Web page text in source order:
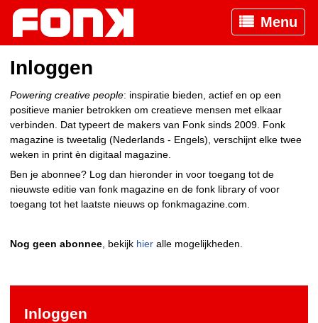
Menu
Inloggen
Powering creative people: inspiratie bieden, actief en op een
positieve manier betrokken om creatieve mensen met elkaar
verbinden. Dat typeert de makers van Fonk sinds 2009. Fonk
magazine is tweetalig (Nederlands - Engels), verschijnt elke twee
weken in print èn digitaal magazine.
Ben je abonnee? Log dan hieronder in voor toegang tot de
nieuwste editie van fonk magazine en de fonk library of voor
toegang tot het laatste nieuws op fonkmagazine.com.
Nog geen abonnee , bekijk hier alle mogelijkheden.
Inloggen